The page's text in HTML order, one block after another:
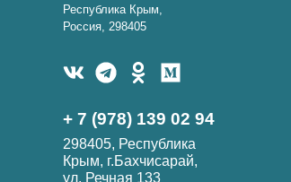
Республика Крым,
Россия, 298405
+ 7 (978) 139 02 94
298405, Республика
Крым, г.Бахчисарай,
ул. Речная 133